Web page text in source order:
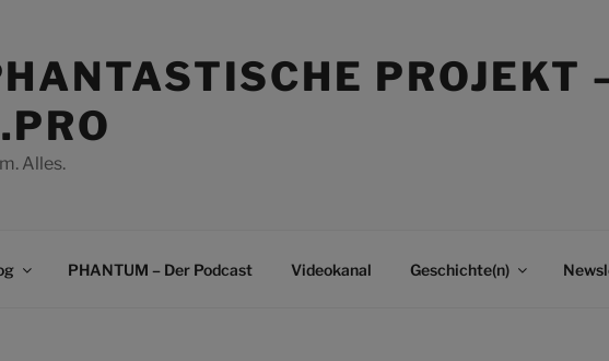
PROJEKT
Alles.
PHANTUM – Der Podcast Videokanal Geschichte(n)